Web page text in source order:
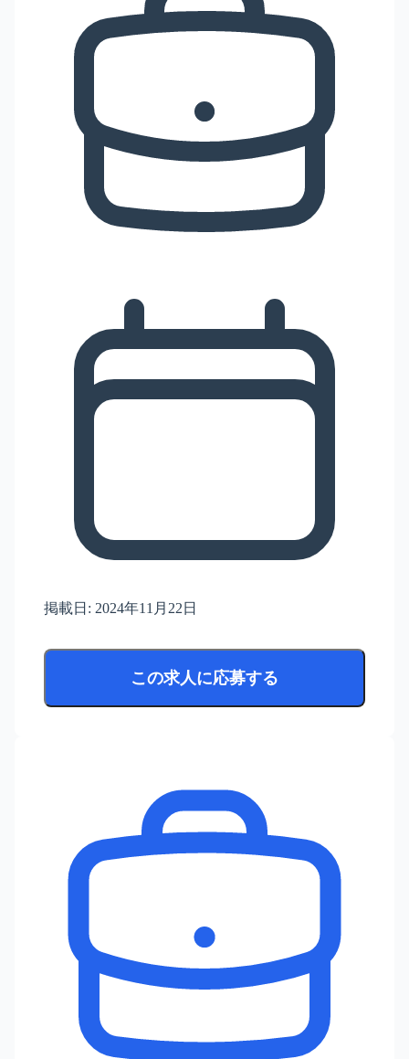
掲載日: 2024年11月22日
この求人に応募する